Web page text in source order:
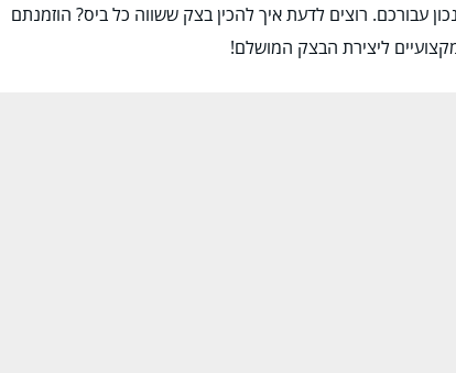
עבורכם. רוצים לדעת איך להכין בצק ששווה כל ביס? הוזמנתם
ליצירת הבצק המושלם!